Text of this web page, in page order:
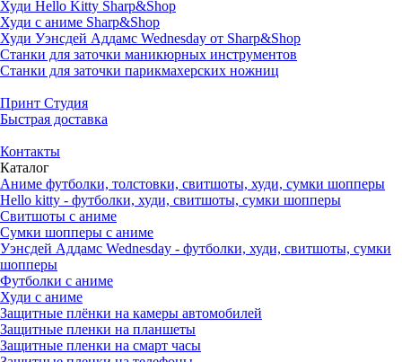
Худи Hello Kitty Sharp&Shop
Худи с аниме Sharp&Shop
Худи Уэнсдей Аддамс Wednesday от Sharp&Shop
Станки для заточки маникюрных инструментов
Станки для заточки парикмахерских ножниц
Принт Студия
Быстрая доставка
Контакты
Каталог
Аниме футболки, толстовки, свитшоты, худи, сумки шопперы
Hello kitty - футболки, худи, свитшоты, сумки шопперы
Свитшоты с аниме
Сумки шопперы с аниме
Уэнсдей Аддамс Wednesday - футболки, худи, свитшоты, сумки
шопперы
Футболки с аниме
Худи с аниме
Защитные плёнки на камеры автомобилей
Защитные пленки на планшеты
Защитные пленки на смарт часы